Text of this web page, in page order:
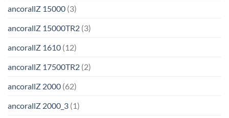
ancorallZ 15000 (3)
ancorallZ 15000TR2 (3)
ancorallZ 1610 (12)
ancorallZ 17500TR2 (2)
ancorallZ 2000 (62)
ancorallZ 2000_3 (1)